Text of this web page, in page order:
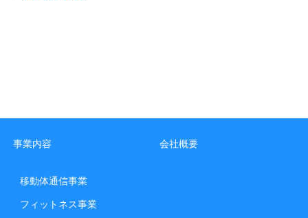
事業内容
移動体通信事業
フィットネス事業
会社概要